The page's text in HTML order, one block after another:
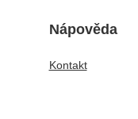
Nápověda
Kontakt